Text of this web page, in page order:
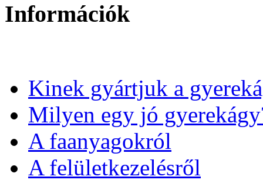
Információk
Kinek gyártjuk a
Milyen egy jó
A faanyagokról
A felületkezelésről